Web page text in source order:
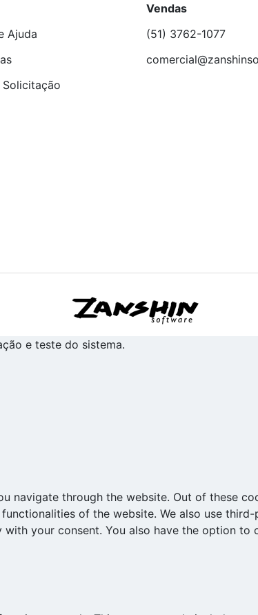
Ajuda
Solicitação
Vendas
(51) 3762-1077
e teste do sistema.
navigate through the website. Out of these
of the website. We also use
your consent. You also have the option